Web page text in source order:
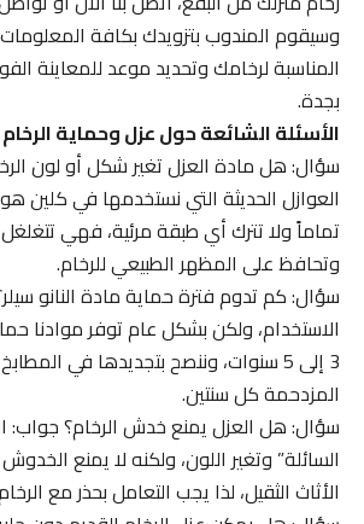
وسيقوم المندوب بتزويدك بكافة المعلومات
المناسبة لرخامك وتحديد موعد للمعاينة
بجدة.
الأسئلة الشائعة حول عزل وحماية الرخام
سؤال: هل مادة العزل تغير شكل أو لون
العوازل الحديثة التي نستخدمها في كلين
تماماً ولا تترك أي طبقة مرئية، فهي تتغلغل
وتحافظ على المظهر الطبيعي للرخام.
سؤال: كم تدوم فترة حماية مادة النانو
الاستخدام، ولكن بشكل عام توفر موادنا
3 إلى 5 سنوات، وننصح بتجديدها في المطابخ
المزدحمة كل سنتين.
سؤال: هل العزل يمنع خدش الرخام؟ جواب:
السائلة” وتغير اللون، ولكنه لا يمنع الخدوش
الأثاث الثقيل، لذا يجب التعامل بحذر مع الرخام